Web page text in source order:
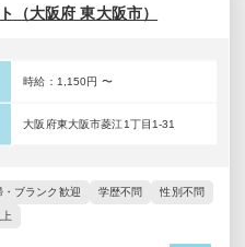
（大阪府 東大阪市）
・ブランク歓迎 学歴不問
性別不問
時給：1,150円 〜
大阪府東大阪市菱江1丁目1-31